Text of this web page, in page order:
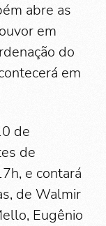
abre as
em
do
em
de
de
e contará
de Walmir
Eugênio